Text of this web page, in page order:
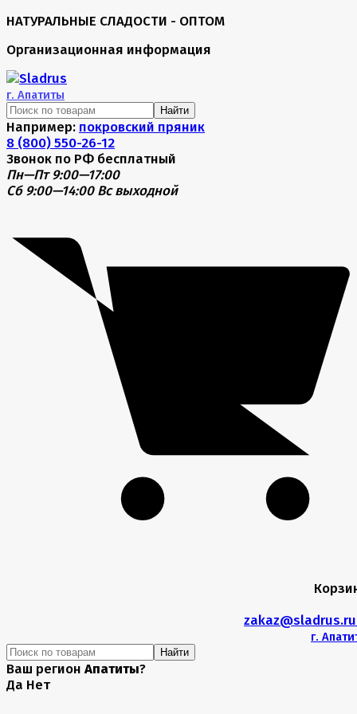
НАТУРАЛЬНЫЕ СЛАДОСТИ - ОПТОМ
Организационная информация
г. Апатиты
Найти
Например: покровский пряник
8 (800) 550-26-12
Звонок по РФ бесплатный
Пн—Пт 9:00—17:00
Сб 9:00—14:00 Вс выходной
г.
Найти
Ваш регион Апатиты?
Да Нет